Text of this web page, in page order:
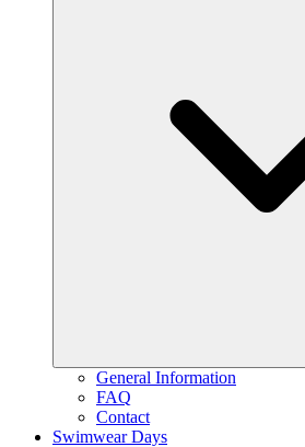
General Information
FAQ
Contact
Swimwear Days